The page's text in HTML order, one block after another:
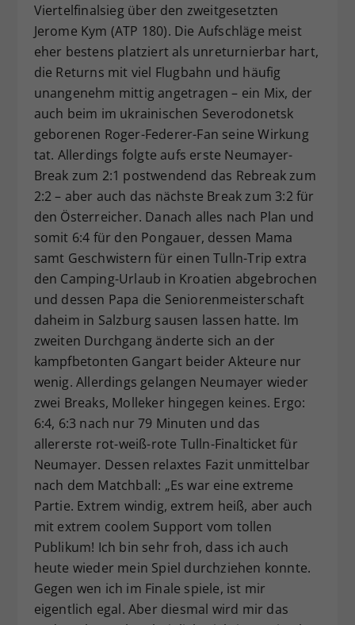
Viertelfinalsieg über den zweitgesetzten
Jerome Kym (ATP 180). Die Aufschläge meist
eher bestens platziert als unreturnierbar hart,
die Returns mit viel Flugbahn und häufig
unangenehm mittig angetragen – ein Mix, der
auch beim im ukrainischen Severodonetsk
geborenen Roger-Federer-Fan seine Wirkung
tat. Allerdings folgte aufs erste Neumayer-
Break zum 2:1 postwendend das Rebreak zum
2:2 – aber auch das nächste Break zum 3:2 für
den Österreicher. Danach alles nach Plan und
somit 6:4 für den Pongauer, dessen Mama
samt Geschwistern für einen Tulln-Trip extra
den Camping-Urlaub in Kroatien abgebrochen
und dessen Papa die Seniorenmeisterschaft
daheim in Salzburg sausen lassen hatte. Im
zweiten Durchgang änderte sich an der
kampfbetonten Gangart beider Akteure nur
wenig. Allerdings gelangen Neumayer wieder
zwei Breaks, Molleker hingegen keines. Ergo:
6:4, 6:3 nach nur 79 Minuten und das
allererste rot-weiß-rote Tulln-Finalticket für
Neumayer. Dessen relaxtes Fazit unmittelbar
nach dem Matchball: „Es war eine extreme
Partie. Extrem windig, extrem heiß, aber auch
mit extrem coolem Support vom tollen
Publikum! Ich bin sehr froh, dass ich auch
heute wieder mein Spiel durchziehen konnte.
Gegen wen ich im Finale spiele, ist mir
eigentlich egal. Aber diesmal wird mir das